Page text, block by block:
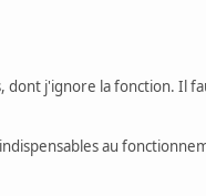
dont j'ignore la fonction. Il
au